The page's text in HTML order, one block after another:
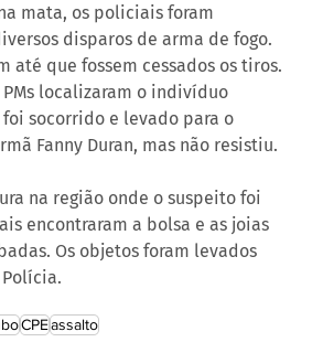
mata, os policiais foram
disparos de arma de fogo.
até que fossem cessados os tiros.
localizaram o indivíduo
socorrido e levado para o
Fanny Duran, mas não resistiu.
na região onde o suspeito foi
encontraram a bolsa e as joias
Os objetos foram levados
CPEassalto